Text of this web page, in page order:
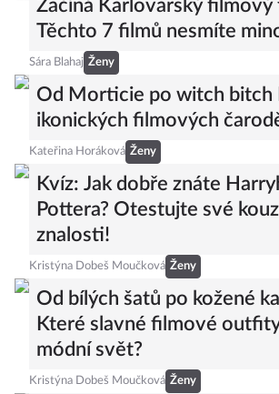
Začíná Karlovarský filmový
Těchto 7 filmů nesmíte
Sára Blahaj Ženy
Od Morticie po witch bitch
ikonických filmových
Kateřina Horáková Ženy
Kvíz: Jak dobře znáte
Pottera? Otestujte své
znalosti!
Kristýna Dobeš Moučková Ženy
Od bílých šatů po kožené
Které slavné filmové
módní svět?
Kristýna Dobeš Moučková Ženy